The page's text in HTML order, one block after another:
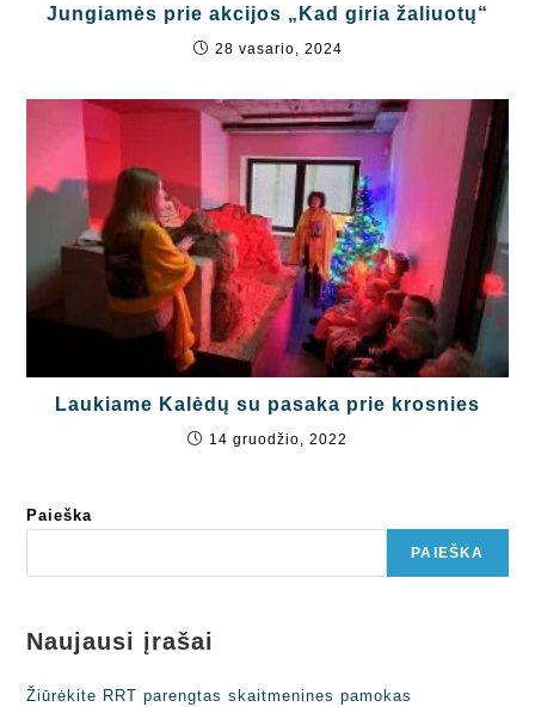
Jungiamės prie akcijos „Kad giria žaliuotų“
28 vasario, 2024
Laukiame Kalėdų su pasaka prie krosnies
14 gruodžio, 2022
Paieška
PAIEŠKA
Naujausi įrašai
Žiūrėkite RRT parengtas skaitmenines pamokas